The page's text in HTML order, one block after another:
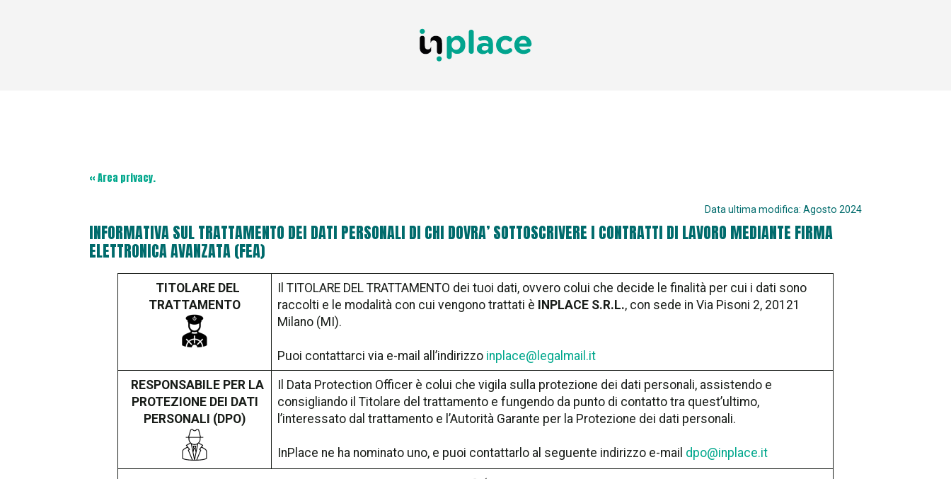
« Area privacy.
Data ultima modifica: Agosto 2024
INFORMATIVA SUL TRATTAMENTO DEI DATI PERSONALI DI CHI DOVRA’ SOTTOSCRIVERE I CONTRATTI DI LAVORO MEDIANTE FIRMA
ELETTRONICA AVANZATA (FEA)
TITOLARE DEL
TRATTAMENTO
Il TITOLARE DEL TRATTAMENTO dei tuoi dati, ovvero colui che decide le finalità per cui i dati sono
raccolti e le modalità con cui vengono trattati è INPLACE S.R.L., con sede in Via Pisoni 2, 20121
Milano (MI).
Puoi contattarci via e-mail all’indirizzo inplace@legalmail.it
RESPONSABILE PER LA
PROTEZIONE DEI DATI
PERSONALI (DPO)
Il Data Protection Officer è colui che vigila sulla protezione dei dati personali, assistendo e
consigliando il Titolare del trattamento e fungendo da punto di contatto tra quest’ultimo,
l’interessato dal trattamento e l’Autorità Garante per la Protezione dei dati personali.
InPlace ne ha nominato uno, e puoi contattarlo al seguente indirizzo e-mail dpo@inplace.it